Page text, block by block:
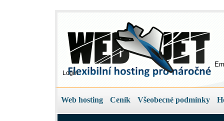
Login
Web hosting Ceník Všeobecné podmínky